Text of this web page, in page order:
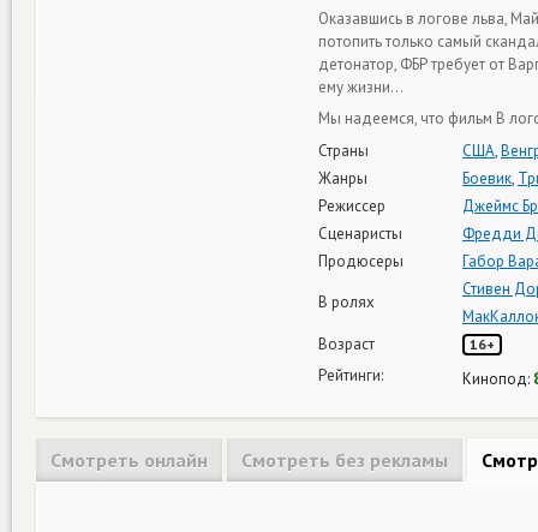
Оказавшись в логове льва,
потопить только самый
детонатор, ФБР требует от
ему жизни…
Мы надеемся, что фильм В
Страны
США,
Жанры
Боевик,
Режиссер
Джеймс
Сценаристы
Фредди
Продюсеры
Габор
В ролях
Стивен
Возраст
16+
Рейтинги: Кинопод:
Смотреть онлайн Смотреть без рекламы